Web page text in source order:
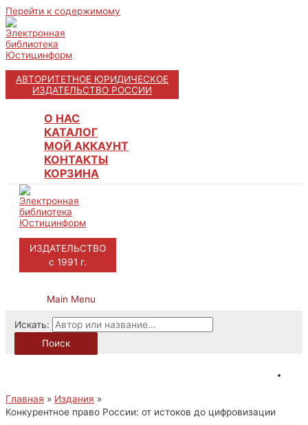
Перейти к содержимому
АВТОРИТЕТНОЕ ЮРИДИЧЕСКОЕ
ИЗДАТЕЛЬСТВО РОССИИ
О НАС
КАТАЛОГ
МОЙ АККАУНТ
КОНТАКТЫ
КОРЗИНА
ИЗДАТЕЛЬСТВО
с 1991 г.
Main Menu
Искать:
Поиск
Главная
Издания
Конкурентное право России: от истоков до цифровизации